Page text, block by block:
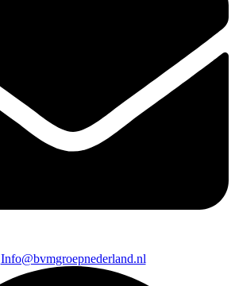
Info@bvmgroepnederland.nl